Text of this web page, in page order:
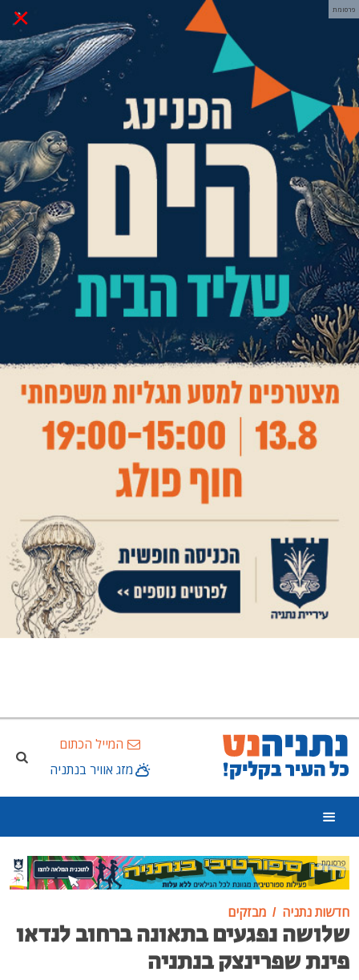
× פרסומת
המייל הכתום
מזג אוויר בנתניה
פרסומת
חדשות נתניה מבזקים
שלושה נפגעים בתאונה ברחוב לנדאו
פינת שפרינצק בנתניה